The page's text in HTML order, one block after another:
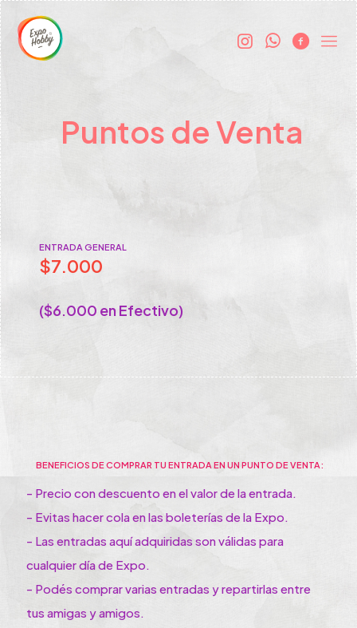
Puntos de Venta
ENTRADA GENERAL
$7.000
($6.000 en Efectivo)
BENEFICIOS DE COMPRAR TU ENTRADA EN UN PUNTO DE VENTA:
- Precio con descuento en el valor de la entrada.
- Evitas hacer cola en las boleterías de la Expo.
- Las entradas aquí adquiridas son válidas para
cualquier día de Expo.
- Podés comprar varias entradas y repartirlas entre
tus amigas y amigos.